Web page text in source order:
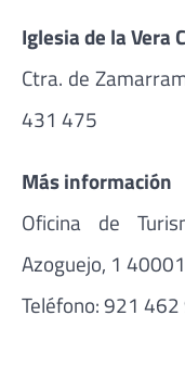
Iglesia de la Vera
Ctra. de
431 475
Más información
Oficina de
Azoguejo, 1
Teléfono: 921